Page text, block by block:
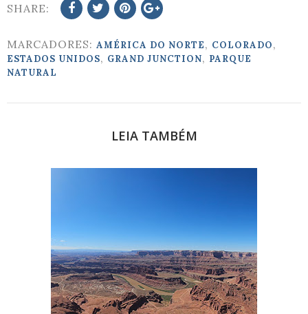
SHARE:
MARCADORES: AMÉRICA DO NORTE, COLORADO,
ESTADOS UNIDOS, GRAND JUNCTION, PARQUE
NATURAL
LEIA TAMBÉM